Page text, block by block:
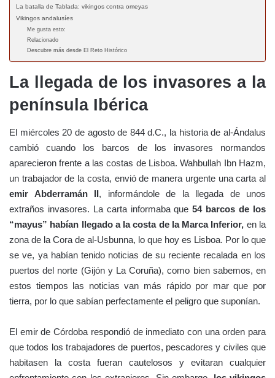
La batalla de Tablada: vikingos contra omeyas
Vikingos andalusíes
Me gusta esto:
Relacionado
Descubre más desde El Reto Histórico
La llegada de los invasores a la
península Ibérica
El miércoles 20 de agosto de 844 d.C., la historia de al-Ándalus
cambió cuando los barcos de los invasores normandos
aparecieron frente a las costas de Lisboa. Wahbullah Ibn Hazm,
un trabajador de la costa, envió de manera urgente una carta al
emir Abderramán II, informándole de la llegada de unos
extraños invasores. La carta informaba que54 barcos de los
“mayus” habían llegado a la costa de la Marca Inferior, en la
zona de la Cora de al-Usbunna, lo que hoy es Lisboa. Por lo que
se ve, ya habían tenido noticias de su reciente recalada en los
puertos del norte (Gijón y La Coruña), como bien sabemos, en
estos tiempos las noticias van más rápido por mar que por
tierra, por lo que sabían perfectamente el peligro que suponían.
El emir de Córdoba respondió de inmediato con una orden para
que todos los trabajadores de puertos, pescadores y civiles que
habitasen la costa fueran cautelosos y evitaran cualquier